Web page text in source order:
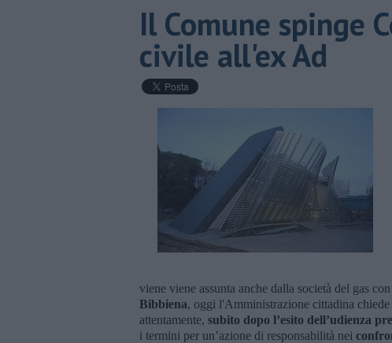
Il Comune spinge
civile all'ex Ad
viene viene assunta anche dalla società del gas
Bibbiena, oggi l'Amministrazione cittadina
attentamente, subito dopo l’esito dell’udienza
i termini per un’azione di responsabilità nei